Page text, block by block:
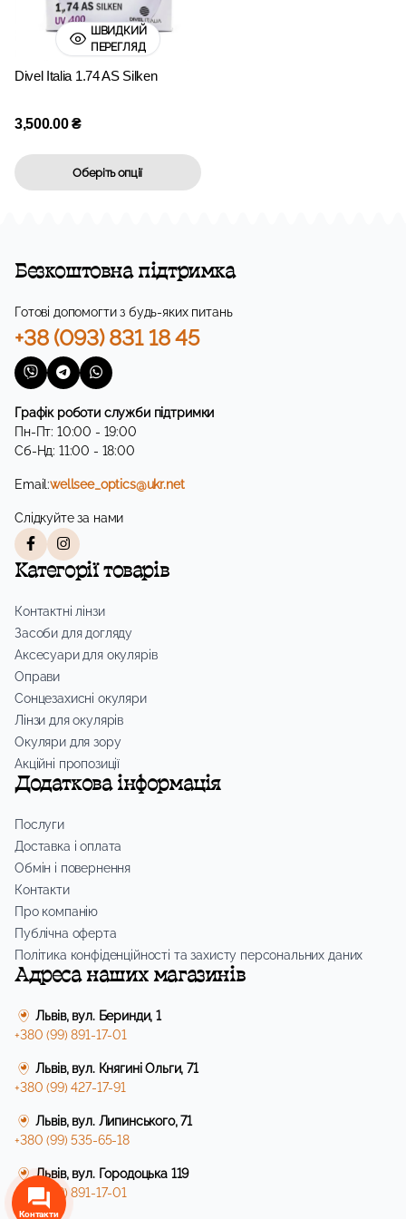
ШВИДКИЙ
ПЕРЕГЛЯД
Divel Italia 1.74 AS Silken
3,500.00₴
Оберіть опції
Безкоштовна підтримка
Готові допомогти з будь-яких питань
+38 (093) 831 18 45
Графік роботи служби підтримки
Пн-Пт: 10:00 - 19:00
Сб-Нд: 11:00 - 18:00
Email:wellsee_optics@ukr.net
Слідкуйте за нами
Категорії товарів
Контактні лінзи
Засоби для догляду
Аксесуари для окулярів
Оправи
Сонцезахисні окуляри
Лінзи для окулярів
Окуляри для зору
Акційні пропозиції
Додаткова інформація
Послуги
Доставка і оплата
Обмін і повернення
Контакти
Про компанію
Публічна оферта
Політика конфіденційності та захисту персональних даних
Адреса наших магазинів
Львів, вул. Беринди, 1
+380 (99) 891-17-01
Львів, вул. Княгині Ольги, 71
+380 (99) 427-17-91
Львів, вул. Липинського, 71
+380 (99) 535-65-18
Львів, вул. Городоцька 119
+380 (99) 891-17-01
Контакти